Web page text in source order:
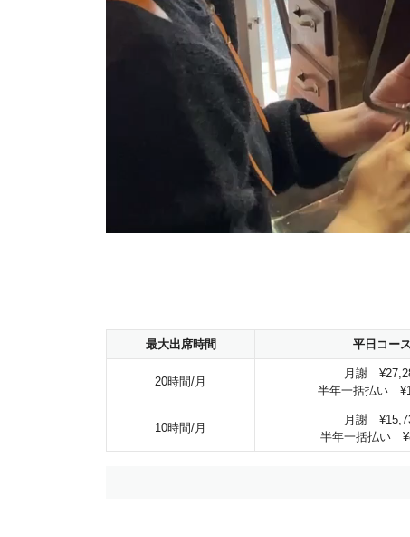
最大出席時間 平日コース
20時間/月
月謝
半年一括払い
10時間/月
月謝
半年一括払い